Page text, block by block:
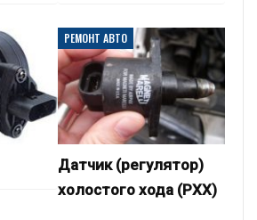
РЕМОНТ АВТО
Датчик (регулятор)
холостого хода (РХХ)